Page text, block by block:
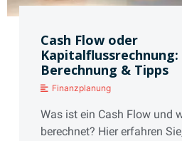
Cash Flow oder
Berechnung & Tipps
Finanzplanung
Was ist ein Cash Flow und
berechnet? Hier erfahren